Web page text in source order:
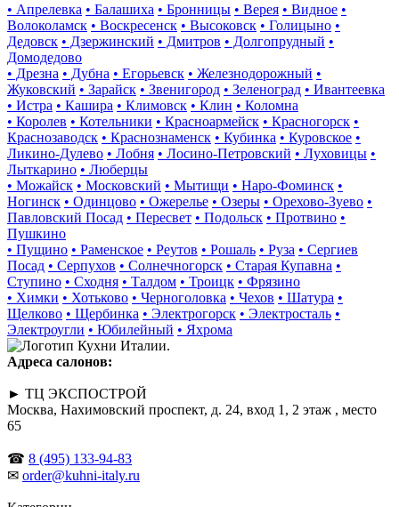
• Апрелевка • Балашиха • Бронницы • Верея • Видное •
Волоколамск • Воскресенск • Высоковск • Голицыно •
Дедовск • Дзержинский • Дмитров • Долгопрудный •
Домодедово
• Дрезна • Дубна • Егорьевск • Железнодорожный •
Жуковский • Зарайск • Звенигород • Зеленоград • Ивантеевка
• Истра • Кашира • Климовск • Клин • Коломна
• Королев • Котельники • Красноармейск • Красногорск •
Краснозаводск • Краснознаменск • Кубинка • Куровское •
Ликино-Дулево • Лобня • Лосино-Петровский • Луховицы •
Лыткарино • Люберцы
• Можайск • Московский • Мытищи • Наро-Фоминск •
Ногинск • Одинцово • Ожерелье • Озеры • Орехово-Зуево •
Павловский Посад • Пересвет • Подольск • Протвино •
Пушкино
• Пущино • Раменское • Реутов • Рошаль • Руза • Сергиев
Посад • Серпухов • Солнечногорск • Старая Купавна •
Ступино • Сходня • Талдом • Троицк • Фрязино
• Химки • Хотьково • Черноголовка • Чехов • Шатура •
Щелково • Щербинка • Электрогорск • Электросталь •
Электроугли • Юбилейный • Яхрома
Адреса салонов:
► ТЦ ЭКСПОСТРОЙ
Москва, Нахимовский проспект, д. 24, вход 1, 2 этаж , место
65
☎ 8 (495) 133-94-83
✉ order@kuhni-italy.ru